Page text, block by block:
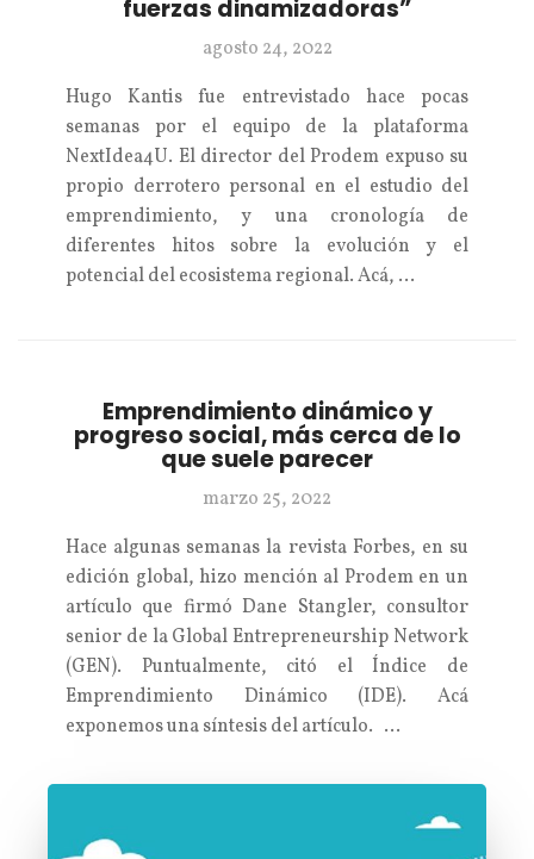
fuerzas dinamizadoras”
agosto 24, 2022
Hugo Kantis fue entrevistado hace pocas
semanas por el equipo de la plataforma
NextIdea4U. El director del Prodem expuso su
propio derrotero personal en el estudio del
emprendimiento, y una cronología de
diferentes hitos sobre la evolución y el
potencial del ecosistema regional. Acá, …
Emprendimiento dinámico y
progreso social, más cerca de lo
que suele parecer
marzo 25, 2022
Hace algunas semanas la revista Forbes, en su
edición global, hizo mención al Prodem en un
artículo que firmó Dane Stangler, consultor
senior de la Global Entrepreneurship Network
(GEN). Puntualmente, citó el Índice de
Emprendimiento Dinámico (IDE). Acá
exponemos una síntesis del artículo. …